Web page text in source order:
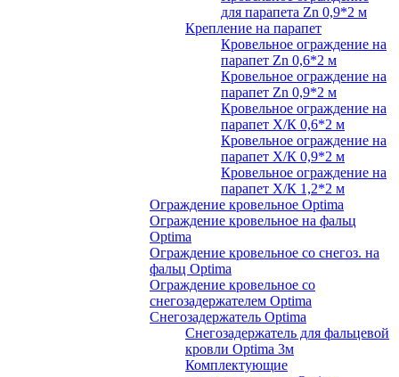
для парапета Zn 0,9*2 м
Крепление на парапет
Кровельное ограждение на
парапет Zn 0,6*2 м
Кровельное ограждение на
парапет Zn 0,9*2 м
Кровельное ограждение на
парапет Х/К 0,6*2 м
Кровельное ограждение на
парапет Х/К 0,9*2 м
Кровельное ограждение на
парапет Х/К 1,2*2 м
Ограждение кровельное Optima
Ограждение кровельное на фальц
Optima
Ограждение кровельное со снегоз. на
фальц Optima
Ограждение кровельное со
снегозадержателем Optima
Снегозадержатель Optima
Снегозадержатель для фальцевой
кровли Optima 3м
Комплектующие